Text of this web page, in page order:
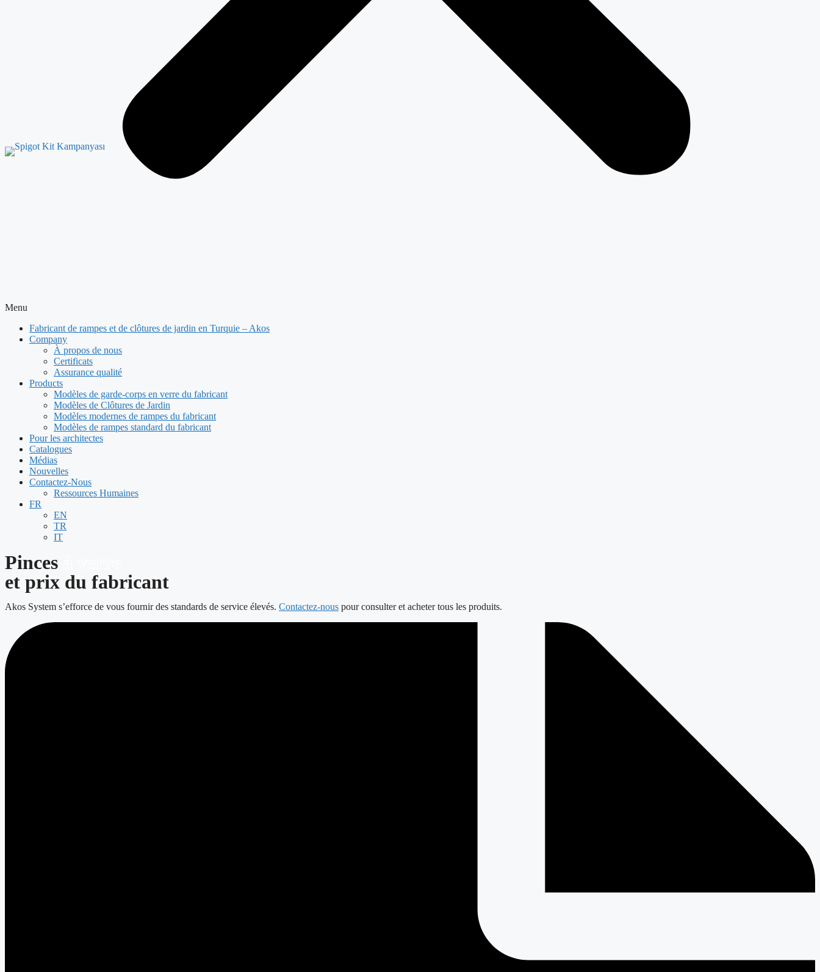
Menu
Fabricant de rampes et de clôtures de jardin en Turquie – Akos
Company
À propos de nous
Certificats
Assurance qualité
Products
Modèles de garde-corps en verre du fabricant
Modèles de Clôtures de Jardin
Modèles modernes de rampes du fabricant
Modèles de rampes standard du fabricant
Pour les architectes
Catalogues
Médias
Nouvelles
Contactez-Nous
Ressources Humaines
FR
EN
TR
IT
Pinces
et prix du fabricant
Akos System s’efforce de vous fournir des standards de service élevés. Contactez-nous pour consulter et acheter tous les produits.